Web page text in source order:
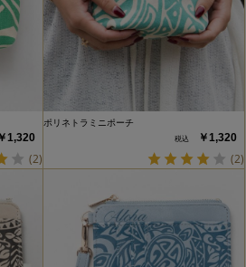
￥1,320
(2)
ポリネトラミニポーチ
￥1,320
(2)